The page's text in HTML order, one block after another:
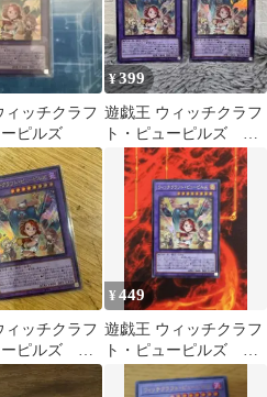
ィッチクラフ
ーピルズ
¥399
遊戯王 ウィッチクラフ
ト・ピューピルズ ウ
ルトラ
ィッチクラフ
ーピルズ ウ
¥449
遊戯王 ウィッチクラフ
ト・ピューピルズ ウ